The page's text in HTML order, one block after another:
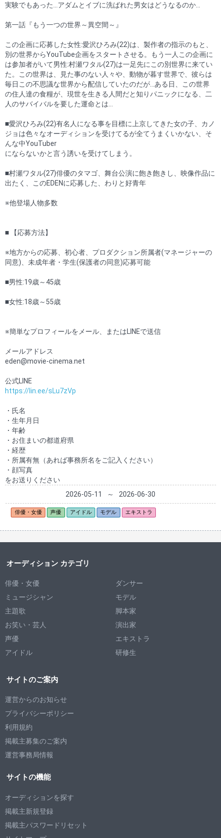
実験でもあった…アダムとイブに洗ばれた男女はどうなるのか…
第一話『もう一つの世界～異空間～』
この企画に応募した女性:愛沢ひろみ(22)は、製作者の指示のもと、
別の世界からYouTube企画をスタートさせる。もう一人この企画に
は参加者がいて男性:村瀬ワタル(27)は一足先にこの別世界に来てい
た。この世界は、見た事のない人々や、動物が暮す世界で、彼らは
毎日この不思議な世界から配信していたのだが…ある日、この世界
の住人達の食糧が、現世を生きる人間だと知りパニックになる、二
人のサバイバルを要した運命とは…
■愛沢ひろみ(22)有名人になる事を目標に上京してきた女の子、カノ
ジョは色々なオーディションを受けてるが全てうまくいかない、そ
んな中YouTuber
にならないかと言う誘いを受けてしまう。
■村瀬ワタル(27)俳優のタマゴ、舞台公演に飽き飽きし、映像作品に
出たく、このEDENに応募した、わりと好青年
※他登場人物多数
■ 【応募方法】
※地方からの応募、初心者、プロダクション所属者(マネージャーの
同意)、未成年者・学生(保護者の同意)応募可能
■男性:19歳～45歳
■女性:18歳～55歳
※簡単なプロフィールをメール、またはLINEで送信
メールアドレス
eden@movie-cinema.net
公式LINE
https://lin.ee/sLu7zVp
・氏名
・生年月日
・年齢
・お住まいの都道府県
・経歴
・所属有無（あれば事務所名をご記入ください）
・顔写真
をお送りください
2026-05-11
～ 2026-06-30
俳優・女優 声優 アイドル モデル エキストラ
オーディション カテゴリ
俳優・女優
ミュージシャン
主題歌
お笑い・芸人
声優
アイドル
ダンサー
モデル
脚本家
演出家
エキストラ
研修生
サイトのご案内
運営からのお知らせ
プライバシーポリシー
利用規約
掲載主募集のご案内
運営事務局情報
サイトの機能
オーディションを探す
掲載主新規登録
掲載主パスワードリセット